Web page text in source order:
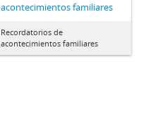
acontecimientos familiares
Recordatorios de
acontecimientos familiares